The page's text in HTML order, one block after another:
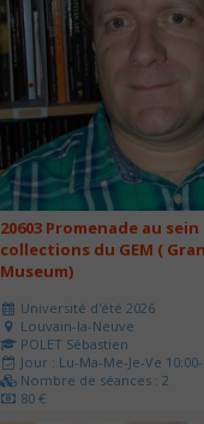
20603 Promenade au sein
collections du GEM (
Museum)
Université d'été 2026
Louvain-la-Neuve
POLET Sébastien
Jour : Lu-Ma-Me-Je-Ve
Nombre de séances : 2
80 €